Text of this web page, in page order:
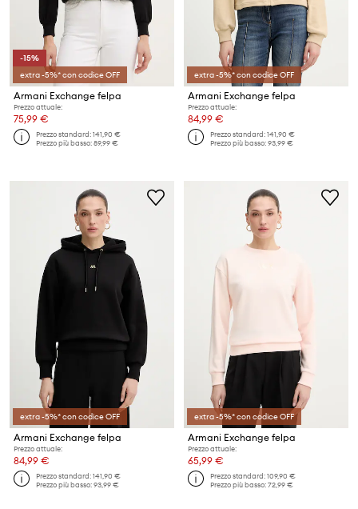
-15%
extra -5%* con codice OFF
Armani Exchange felpa
Prezzo attuale:
75,99 €
Prezzo standard:141,90 €
Prezzo più basso:89,99 €
extra -5%* con codice OFF
Armani Exchange felpa
Prezzo attuale:
84,99 €
Prezzo standard:141,90 €
Prezzo più basso:93,99 €
extra -5%* con codice OFF
Armani Exchange felpa
Prezzo attuale:
84,99 €
Prezzo standard:141,90 €
Prezzo più basso:93,99 €
extra -5%* con codice OFF
Armani Exchange felpa
Prezzo attuale:
65,99 €
Prezzo standard:109,90 €
Prezzo più basso:72,99 €